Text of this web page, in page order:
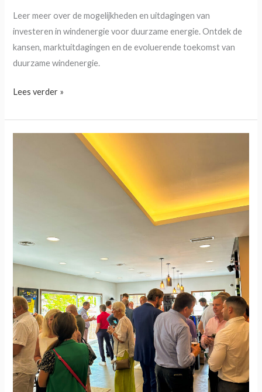
Leer meer over de mogelijkheden en uitdagingen van
investeren in windenergie voor duurzame energie. Ontdek de
kansen, marktuitdagingen en de evoluerende toekomst van
duurzame windenergie.
Lees verder »